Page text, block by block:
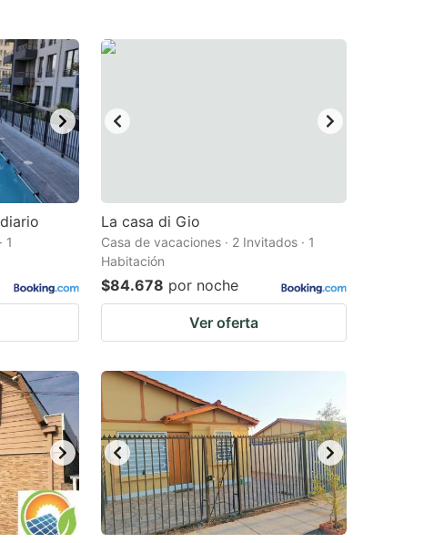
1
La casa di Gio
Casa de vacaciones · 2 Invitados · 1
Habitación
$84.678 por noche
Ver oferta